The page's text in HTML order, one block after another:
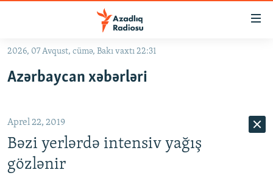
Əsas
qayıt
qayıt
Axtarışa
#ƏSLINDƏ
FƏRQƏ BAX
QANUNI DOĞRU
2026, 07 Avqust, cümə, Bakı vaxtı 22:31
Azərbaycan xəbərləri
Aprel 22, 2019
Bəzi yerlərdə intensiv yağış
gözlənir